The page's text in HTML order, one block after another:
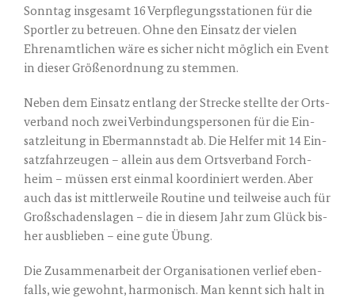
Sonn­tag ins­ge­samt 16 Ver­pfle­gungs­sta­tio­nen für die
Sport­ler zu betreu­en. Ohne den Ein­satz der vie­len
Ehren­amt­li­chen wäre es sicher nicht mög­lich ein Event
in die­ser Grö­ßen­ord­nung zu stemmen.
Neben dem Ein­satz ent­lang der Stre­cke stell­te der Orts­
ver­band noch zwei Ver­bin­dungs­per­so­nen für die Ein­
satz­lei­tung in Eber­mann­stadt ab. Die Hel­fer mit 14 Ein­
satz­fahr­zeu­gen – allein aus dem Orts­ver­band Forch­
heim – müs­sen erst ein­mal koor­di­niert wer­den. Aber
auch das ist mitt­ler­wei­le Rou­ti­ne und teil­wei­se auch für
Groß­scha­dens­la­gen – die in die­sem Jahr zum Glück bis­
her aus­blie­ben – eine gute Übung.
Die Zusam­men­ar­beit der Orga­ni­sa­tio­nen ver­lief eben­
falls, wie gewohnt, har­mo­nisch. Man kennt sich halt in